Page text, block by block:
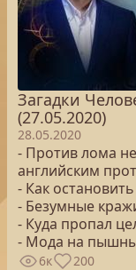
Загадки
(27.05.2020)
28.05.2020
- Против лома
английским
- Как
- Безумные
- Куда пропал
- Мода на
6к 200